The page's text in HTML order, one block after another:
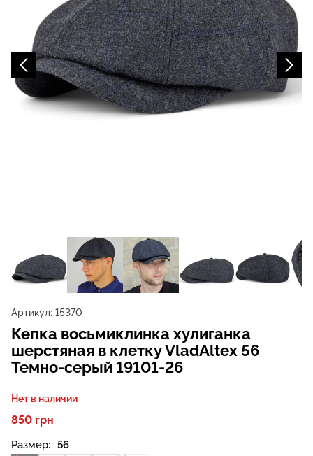
Артикул: 15370
Кепка восьмиклинка хулиганка
шерстяная в клетку VladAltex 56
Темно-серый 19101-26
Нет в наличии
850 грн
Размер: 56